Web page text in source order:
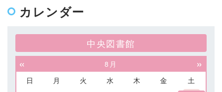
カレンダー
中央図書館
« 8月 »
日 月 火 水 木 金
土